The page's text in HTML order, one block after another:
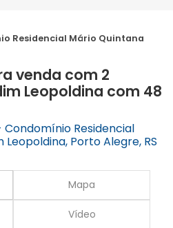
Residencial Mário Quintana
venda com 2
Leopoldina com 48
Condomínio Residencial
Porto Alegre, RS
Mapa
Vídeo